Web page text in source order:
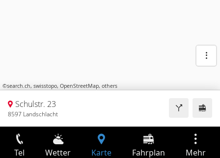
©search.ch, swisstopo, OpenStreetMap, others
Schulstr. 23
8597 Landschlacht
Tel Wetter Karte Fahrplan Mehr